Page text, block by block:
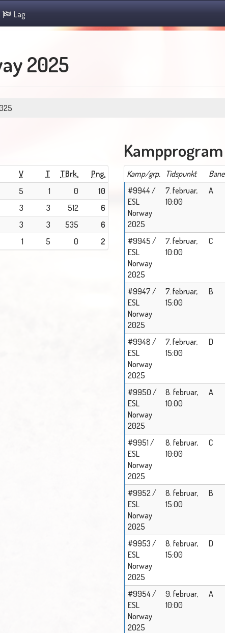
Lag
2025
V T TBrk.
Png.
5 1 0
10
3 3 512
6
3 3 535
6
1 5 0 2
Kampprogram
Kamp/grp. Tidspunkt Bane
#9944 /
ESL
Norway
2025
7. februar,
10:00
A
#9945 /
ESL
Norway
2025
7. februar,
10:00
C
#9947 /
ESL
Norway
2025
7. februar,
15:00
B
#9948 /
ESL
Norway
2025
7. februar,
15:00
D
#9950 /
ESL
Norway
2025
8. februar,
10:00
A
#9951 /
ESL
Norway
2025
8. februar,
10:00
C
#9952 /
ESL
Norway
2025
8. februar,
15:00
B
#9953 /
ESL
Norway
2025
8. februar,
15:00
D
#9954 /
ESL
Norway
2025
9. februar,
10:00
A